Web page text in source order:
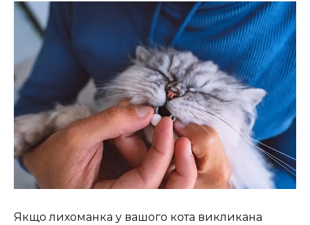
Якщо лихоманка у вашого кота викликана